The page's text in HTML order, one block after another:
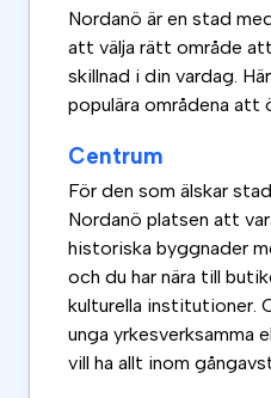
Nordanö är en stad
att välja rätt område
skillnad i din vardag.
populära områdena att
Centrum
För den som älskar
Nordanö platsen att
historiska byggnader
och du har nära till
kulturella institutioner.
unga yrkesverksamma
vill ha allt inom